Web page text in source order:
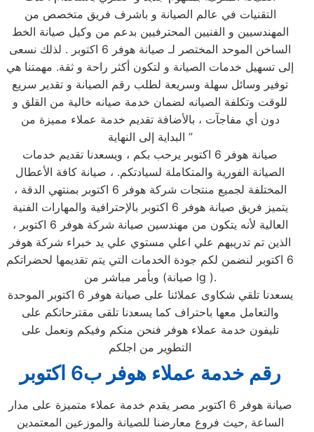
التقنيات في عالم الصيانة و باشرف فريق متخصص من
المهندسيين و الفنيين المحترفيين بدعم من وكيل صيانة الخط
الساخن الموحد المختصر لـ صيانة هوفر 6 اكتوبر . لذلك نسعى
إلى تسهيل خدمات الصيانة و لتكون أكثر راحة و ثقة. مهمتنا هي
توفير وسائل سهلة وسريعة لطلب رقم الصيانة و تقدير سريع
للوقت وتكلفة الصيانه لضمان خدمة صيانه خالية من القلق و
دون أي مفاجآت ، بالأضافة تقديم خدمة عملاء مميزة من
البداية إلى النهاية ”
صيانة هوفر 6 اكتوبر يرحب بكم ، ويسعدنا تقديم خدمات
الصيانة الفورية والمتكاملة لسيادتكم. ، صيانة كافة الأعطال
المختلفة لجميع منتجات شركة هوفر 6 اكتوبر بمنتهي الدقة ،
يتميز فريق صيانة هوفر 6 اكتوبر بالإحترافية والمهارات الفنية
العالية لأنه يتكون من مهندسين صيانة شركة هوفر 6 اكتوبر ،
الذين تم تدريبهم علي اعلي مستوي علي يد خبراء شركة هوفر
6 اكتوبر لنضمن لكم جودة الخدمات التي يتم تقديمها لحضراتكم
وبأمر مباشر من (صيانة lg ).
يسعدنا تلقي شكاوى عملائنا على صيانة هوفر 6 اكتوبر الموحدة
والتعامل معها باحتراف كما يسعدنا تلقى مقترحاتكم على
تليفون خدمة عملاء هوفر فنحن منكم وفيكم ونعمل على
التطوير من اجلكم
رقم خدمة عملاء هوفر ب6 اكتوبر
صيانة هوفر 6 اكتوبر مصر يقدم خدمة عملاء متميزة على مدار
الساعة ,حيث فروع معارضنا للصيانة والموزعين المعتمدين